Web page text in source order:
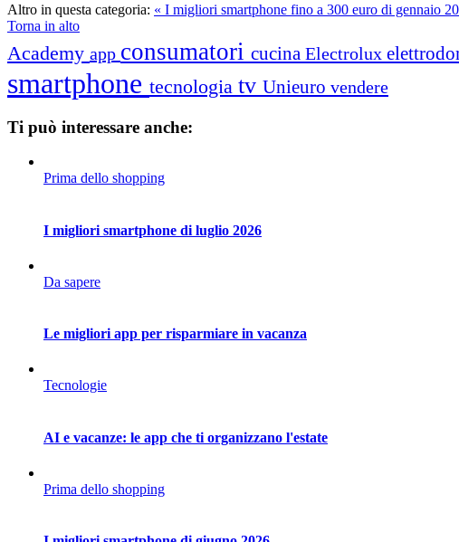
Altro in questa categoria: « I migliori smartphone fino a 300 euro di gennaio
Torna in alto
Academy app consumatori cucina Electrolux
smartphone tecnologia tv Unieuro vendere
Ti può interessare anche:
Prima dello shopping
I migliori smartphone di luglio 2026
Da sapere
Le migliori app per risparmiare in vacanza
Tecnologie
AI e vacanze: le app che ti organizzano l'estate
Prima dello shopping